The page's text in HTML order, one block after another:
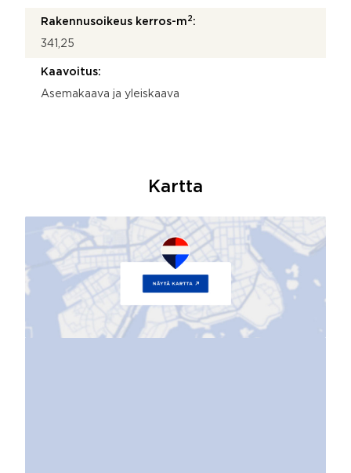
Rakennusoikeus kerros-m 2 :
341,25
Kaavoitus:
Asemakaava ja yleiskaava
Kartta